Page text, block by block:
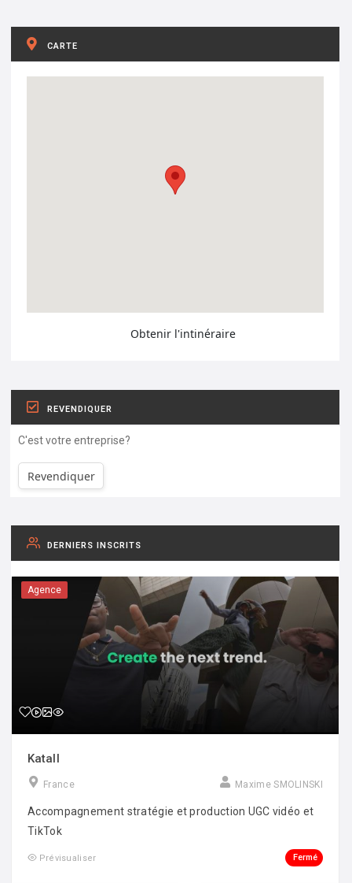
CARTE
Obtenir l'intinéraire
REVENDIQUER
C'est votre entreprise?
Revendiquer
DERNIERS INSCRITS
Agence
Katall
France Maxime SMOLINSKI
Accompagnement stratégie et production UGC vidéo et
TikTok
Prévisualiser Fermé